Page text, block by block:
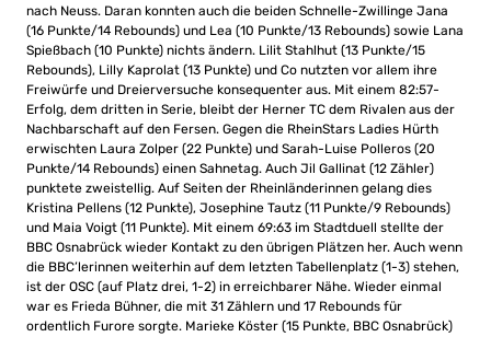
nach Neuss. Daran konnten auch die beiden Schnelle-Zwillinge Jana
(16 Punkte/14 Rebounds) und Lea (10 Punkte/13 Rebounds) sowie Lana
Spießbach (10 Punkte) nichts ändern. Lilit Stahlhut (13 Punkte/15
Rebounds), Lilly Kaprolat (13 Punkte) und Co nutzten vor allem ihre
Freiwürfe und Dreierversuche konsequenter aus. Mit einem 82:57-
Erfolg, dem dritten in Serie, bleibt der Herner TC dem Rivalen aus der
Nachbarschaft auf den Fersen. Gegen die RheinStars Ladies Hürth
erwischten Laura Zolper (22 Punkte) und Sarah-Luise Polleros (20
Punkte/14 Rebounds) einen Sahnetag. Auch Jil Gallinat (12 Zähler)
punktete zweistellig. Auf Seiten der Rheinländerinnen gelang dies
Kristina Pellens (12 Punkte), Josephine Tautz (11 Punkte/9 Rebounds)
und Maia Voigt (11 Punkte). Mit einem 69:63 im Stadtduell stellte der
BBC Osnabrück wieder Kontakt zu den übrigen Plätzen her. Auch wenn
die BBC’lerinnen weiterhin auf dem letzten Tabellenplatz (1-3) stehen,
ist der OSC (auf Platz drei, 1-2) in erreichbarer Nähe. Wieder einmal
war es Frieda Bühner, die mit 31 Zählern und 17 Rebounds für
ordentlich Furore sorgte. Marieke Köster (15 Punkte, BBC Osnabrück)